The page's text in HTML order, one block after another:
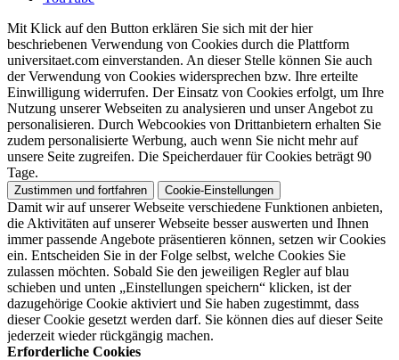
Mit Klick auf den Button erklären Sie sich mit der hier
beschriebenen Verwendung von Cookies durch die Plattform
universitaet.com einverstanden. An dieser Stelle können Sie auch
der Verwendung von Cookies widersprechen bzw. Ihre erteilte
Einwilligung widerrufen. Der Einsatz von Cookies erfolgt, um Ihre
Nutzung unserer Webseiten zu analysieren und unser Angebot zu
personalisieren. Durch Webcookies von Drittanbietern erhalten Sie
zudem personalisierte Werbung, auch wenn Sie nicht mehr auf
unsere Seite zugreifen. Die Speicherdauer für Cookies beträgt 90
Tage.
Zustimmen und fortfahren Cookie-Einstellungen
Damit wir auf unserer Webseite verschiedene Funktionen anbieten,
die Aktivitäten auf unserer Webseite besser auswerten und Ihnen
immer passende Angebote präsentieren können, setzen wir Cookies
ein. Entscheiden Sie in der Folge selbst, welche Cookies Sie
zulassen möchten. Sobald Sie den jeweiligen Regler auf blau
schieben und unten „Einstellungen speichern“ klicken, ist der
dazugehörige Cookie aktiviert und Sie haben zugestimmt, dass
dieser Cookie gesetzt werden darf. Sie können dies auf dieser Seite
jederzeit wieder rückgängig machen.
Erforderliche Cookies